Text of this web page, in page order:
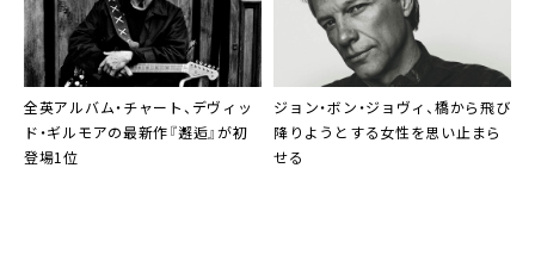
全英アルバム・チャート、デヴィッ
ド・ギルモアの最新作『邂逅』が初
登場1位
ジョン・ボン・ジョヴィ、橋から飛び
降りようとする女性を思い止まら
せる